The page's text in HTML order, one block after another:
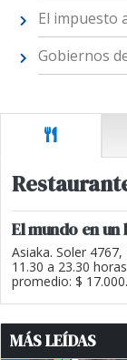
El impuesto
Gobiernos
El mundo en un
Asiaka. Soler
11.30 a 23.30
promedio: $ 17.000.
MÁS LEÍDAS